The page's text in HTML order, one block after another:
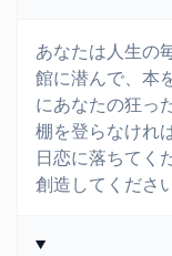
あなたは人生の
館に潜んで、本
にあなたの狂っ
棚を登らなけれ
日恋に落ちてく
創造してください